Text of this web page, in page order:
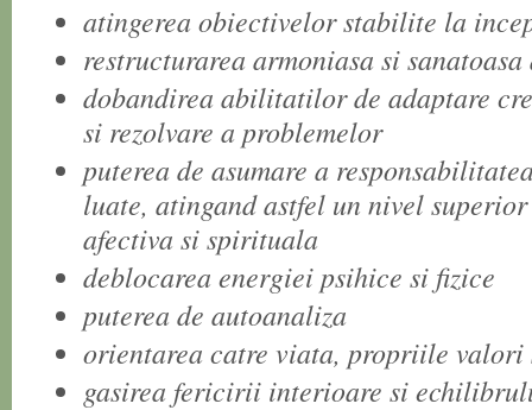
atingerea obiectivelor stabilite la
restructurarea armoniasa si
dobandirea abilitatilor de adaptare
si rezolvare a problemelor
puterea de asumare a
luate, atingand astfel un nivel
afectiva si spirituala
deblocarea energiei psihice si fizice
puterea de autoanaliza
orientarea catre viata, propriile
gasirea fericirii interioare si